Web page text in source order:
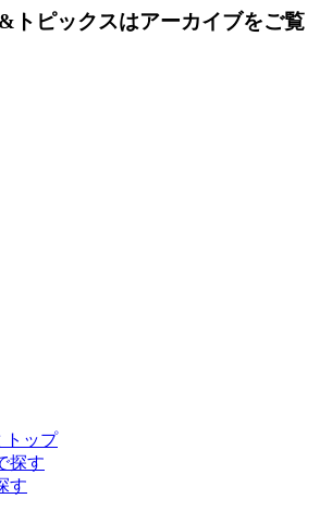
トピックスはアーカイブをご覧
トップ
探す
す